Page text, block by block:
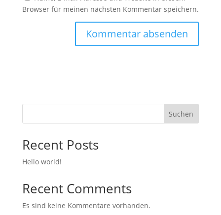
Browser für meinen nächsten Kommentar speichern.
Suchen
Recent Posts
Hello world!
Recent Comments
Es sind keine Kommentare vorhanden.